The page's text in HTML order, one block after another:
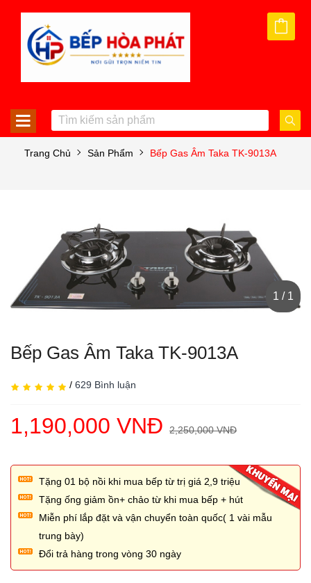
Trang Chủ Sản Phẩm Bếp Gas Âm Taka TK-9013A
1 / 1
Bếp Gas Âm Taka TK-9013A
/ 629 Bình luận
1,190,000 VNĐ 2,250,000 VNĐ
Tặng 01 bộ nồi khi mua bếp từ trị giá 2,̣9 triệu
Tặng ống giảm ồn+ chảo từ khi mua bếp + hút
Miễn phí lắp đặt và vận chuyển toàn quốc( 1 vài mẫu
trung bày)
Đổi trả hàng trong vòng 30 ngày